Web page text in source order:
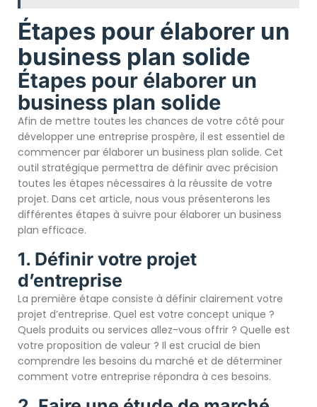
Étapes pour élaborer un
business plan solide
Étapes pour élaborer un
business plan solide
Afin de mettre toutes les chances de votre côté pour
développer une entreprise prospère, il est essentiel de
commencer par élaborer un business plan solide. Cet
outil stratégique permettra de définir avec précision
toutes les étapes nécessaires à la réussite de votre
projet. Dans cet article, nous vous présenterons les
différentes étapes à suivre pour élaborer un business
plan efficace.
1. Définir votre projet
d’entreprise
La première étape consiste à définir clairement votre
projet d’entreprise. Quel est votre concept unique ?
Quels produits ou services allez-vous offrir ? Quelle est
votre proposition de valeur ? Il est crucial de bien
comprendre les besoins du marché et de déterminer
comment votre entreprise répondra à ces besoins.